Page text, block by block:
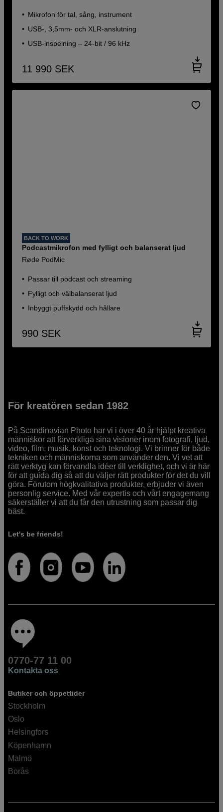
Mikrofon för tal, sång, instrument
USB-, 3,5mm- och XLR-anslutning
USB-inspelning – 24-bit / 96 kHz
11 990 SEK
BACK TO WORK
Podcastmikrofon med fylligt och balanserat ljud
Røde PodMic
Passar till podcast och streaming
Fylligt och välbalanserat ljud
Inbyggt puffskydd och hållare
990 SEK
För kreatören sedan 1982
På Scandinavian Photo har vi i över 40 år hjälpt kreativa
människor att förverkliga sina visioner inom fotografi, ljud,
video, film, musik, konst och teknologi. Vi brinner för både
tekniken och människorna som använder den. Vi vet att
rätt verktyg kan förvandla idéer till verklighet, och vi är här
för att guida dig så att du väljer rätt produkter för det du vill
göra. Förutom högkvalitativa produkter, erbjuder vi även
personlig service. Med vår expertis och vårt engagemang
säkerställer vi att du får den utrustning som passar dig
bäst.
Let's be friends!
0770-77 11 00
Kontakta oss
Butiker och öppettider
Stockholm
Oslo
Helsingfors
Köpenhamn
Malmö
Borås